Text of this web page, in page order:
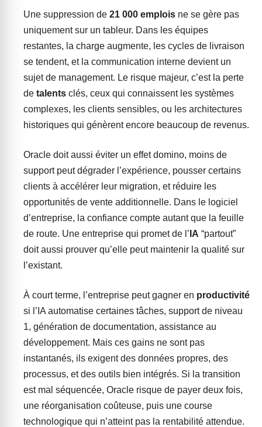
Une suppression de 21 000 emplois ne se gère pas
uniquement sur un tableur. Dans les équipes
restantes, la charge augmente, les cycles de livraison
se tendent, et la communication interne devient un
sujet de management. Le risque majeur, c’est la perte
de talents clés, ceux qui connaissent les systèmes
complexes, les clients sensibles, ou les architectures
historiques qui génèrent encore beaucoup de revenus.
Oracle doit aussi éviter un effet domino, moins de
support peut dégrader l’expérience, pousser certains
clients à accélérer leur migration, et réduire les
opportunités de vente additionnelle. Dans le logiciel
d’entreprise, la confiance compte autant que la feuille
de route. Une entreprise qui promet de l’ IA “partout”
doit aussi prouver qu’elle peut maintenir la qualité sur
l’existant.
À court terme, l’entreprise peut gagner en productivité
si l’IA automatise certaines tâches, support de niveau
1, génération de documentation, assistance au
développement. Mais ces gains ne sont pas
instantanés, ils exigent des données propres, des
processus, et des outils bien intégrés. Si la transition
est mal séquencée, Oracle risque de payer deux fois,
une réorganisation coûteuse, puis une course
technologique qui n’atteint pas la rentabilité attendue.